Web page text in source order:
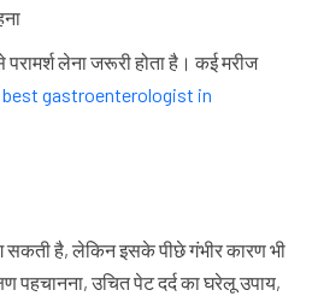
लेना जरूरी होता है। कई मरीज
best gastroenterologist in
सकती है, लेकिन इसके पीछे गंभीर कारण भी
पहचानना, उचित पेट दर्द का घरेलू उपाय,